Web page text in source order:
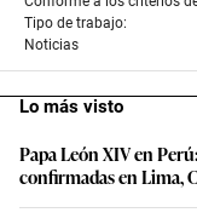
Tipo de trabajo:
Noticias
Lo más visto
Papa León XIV en
confirmadas en Lima,